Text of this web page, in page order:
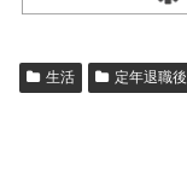
生活 定年退職後